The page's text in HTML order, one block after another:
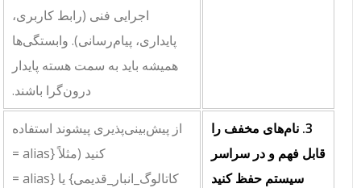
اجرایی فنی (رابط کاربری،
پایداری، پیام‌رسانی). وابستگی‌ها
همیشه باید به سمت هسته پایدار
درون‌گرا باشند.
3. نام‌های مخفف را
قابل فهم و در سراسر
سیستم حفظ کنید
از پیش‌بینی‌پذیری پیشوند استفاده
کنید (مثلاً
{alias =
کاتالوگ_انبار_قدیمی} یا
{alias =